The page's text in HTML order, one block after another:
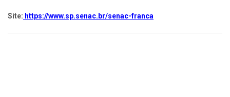
Site: https://www.sp.senac.br/senac-franca